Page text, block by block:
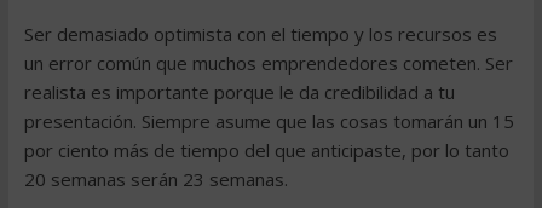
Ser demasiado optimista con el tiempo y los recursos es
un error común que muchos emprendedores cometen. Ser
realista es importante porque le da credibilidad a tu
presentación. Siempre asume que las cosas tomarán un 15
por ciento más de tiempo del que anticipaste, por lo tanto
20 semanas serán 23 semanas.